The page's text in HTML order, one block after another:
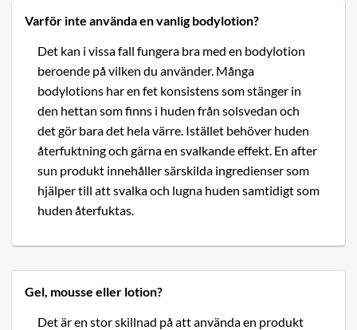
Varför inte använda en vanlig bodylotion?
Det kan i vissa fall fungera bra med en bodylotion
beroende på vilken du använder. Många
bodylotions har en fet konsistens som stänger in
den hettan som finns i huden från solsvedan och
det gör bara det hela värre. Istället behöver huden
återfuktning och gärna en svalkande effekt. En after
sun produkt innehåller särskilda ingredienser som
hjälper till att svalka och lugna huden samtidigt som
huden återfuktas.
Gel, mousse eller lotion?
Det är en stor skillnad på att använda en produkt